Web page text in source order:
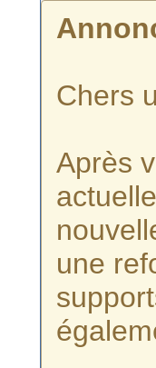
Chers
Après
une